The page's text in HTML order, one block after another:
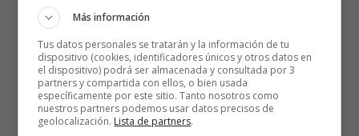
vida.
Los síntomas de la DMN son similares a los síntomas del
tipo 1, que incluyen sed extrema, micción frecuente y
deshidratación. Al igual que con el tipo 1, existe el riesgo
de desarrollar cetoacidosis. Debido a estas similitudes, la
Más información
Tus datos personales se tratarán y la información de tu
dispositivo (cookies, identificadores únicos y otros datos en
el dispositivo) podrá ser almacenada y consultada por 3
partners y compartida con ellos, o bien usada
específicamente por este sitio. Tanto nosotros como
nuestros partners podemos usar datos precisos de
geolocalización. Lista de partners.